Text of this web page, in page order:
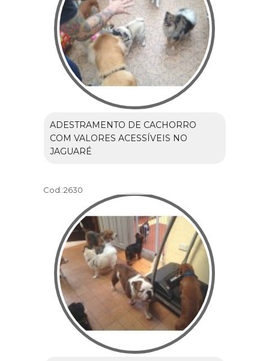
ADESTRAMENTO DE CACHORRO
COM VALORES ACESSÍVEIS NO
JAGUARÉ
Cod.:2630